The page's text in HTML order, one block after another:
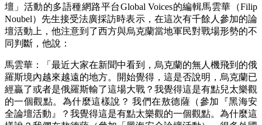
壇」活動的多語種網路平台Global Voices的編輯馬雲華（Filip
Noubel）先生接受法廣採訪時表示，在這次有千餘人參加的論
壇活動上，他注意到了西方與烏克蘭當地軍民對戰場形勢的不
同判斷，他說：
馬雲華：「最近大家在新聞中看到，烏克蘭的無人機飛到的俄
羅斯境內越來越遠的地方。開始覺得，這是否說明，烏克蘭已
經贏了或者是俄羅斯輸了這場大戰？我覺得這是有點兒太樂觀
的一個觀點。為什麼這樣說？ 我們在敖德薩（參加『黑海安
全論壇活動』？我覺得這是有點太樂觀的一個觀點。為什麼這